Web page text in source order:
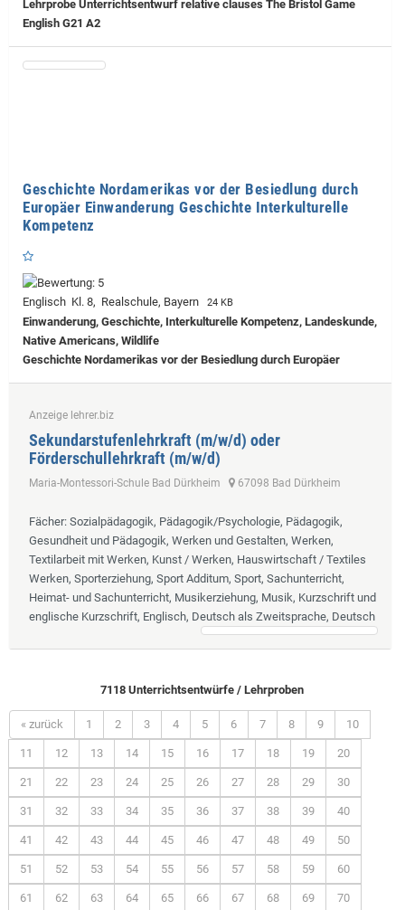
Lehrprobe Unterrichtsentwurf relative clauses The Bristol Game
English G21 A2
Geschichte Nordamerikas vor der Besiedlung durch
Europäer Einwanderung Geschichte Interkulturelle
Kompetenz
Englisch Kl. 8, Realschule, Bayern 24 KB
Einwanderung, Geschichte, Interkulturelle Kompetenz, Landeskunde,
Native Americans, Wildlife
Geschichte Nordamerikas vor der Besiedlung durch Europäer
Anzeige lehrer.biz
Sekundarstufenlehrkraft (m/w/d) oder
Förderschullehrkraft (m/w/d)
Maria-Montessori-Schule Bad Dürkheim 67098 Bad Dürkheim
Fächer: Sozialpädagogik, Pädagogik/Psychologie, Pädagogik,
Gesundheit und Pädagogik, Werken und Gestalten, Werken,
Textilarbeit mit Werken, Kunst / Werken, Hauswirtschaft / Textiles
Werken, Sporterziehung, Sport Additum, Sport, Sachunterricht,
Heimat- und Sachunterricht, Musikerziehung, Musik, Kurzschrift und
englische Kurzschrift, Englisch, Deutsch als Zweitsprache, Deutsch
7118 Unterrichtsentwürfe / Lehrproben
« zurück 1 2 3 4 5 6 7 8 9 10
11 12 13 14 15 16 17 18 19 20
21 22 23 24 25 26 27 28 29 30
31 32 33 34 35 36 37 38 39 40
41 42 43 44 45 46 47 48 49 50
51 52 53 54 55 56 57 58 59 60
61 62 63 64 65 66 67 68 69 70